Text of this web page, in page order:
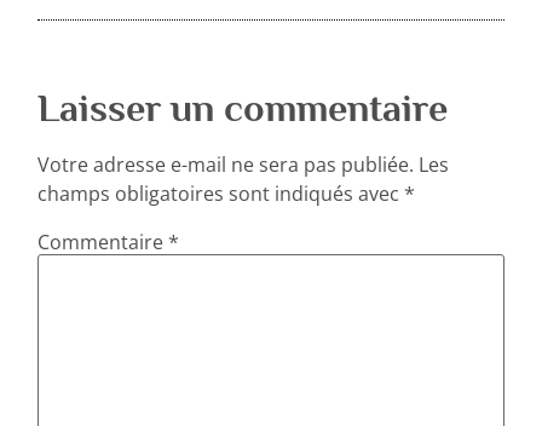
Laisser un commentaire
Votre adresse e-mail ne sera pas publiée. Les
champs obligatoires sont indiqués avec*
Commentaire*